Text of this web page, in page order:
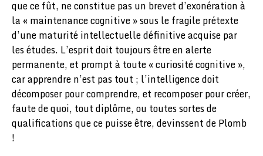
que ce fût, ne constitue pas un brevet d’exonération à
la « maintenance cognitive » sous le fragile prétexte
d’une maturité intellectuelle définitive acquise par
les études. L’esprit doit toujours être en alerte
permanente, et prompt à toute « curiosité cognitive »,
car apprendre n’est pas tout ; l’intelligence doit
décomposer pour comprendre, et recomposer pour créer,
faute de quoi, tout diplôme, ou toutes sortes de
qualifications que ce puisse être, devinssent de Plomb
!